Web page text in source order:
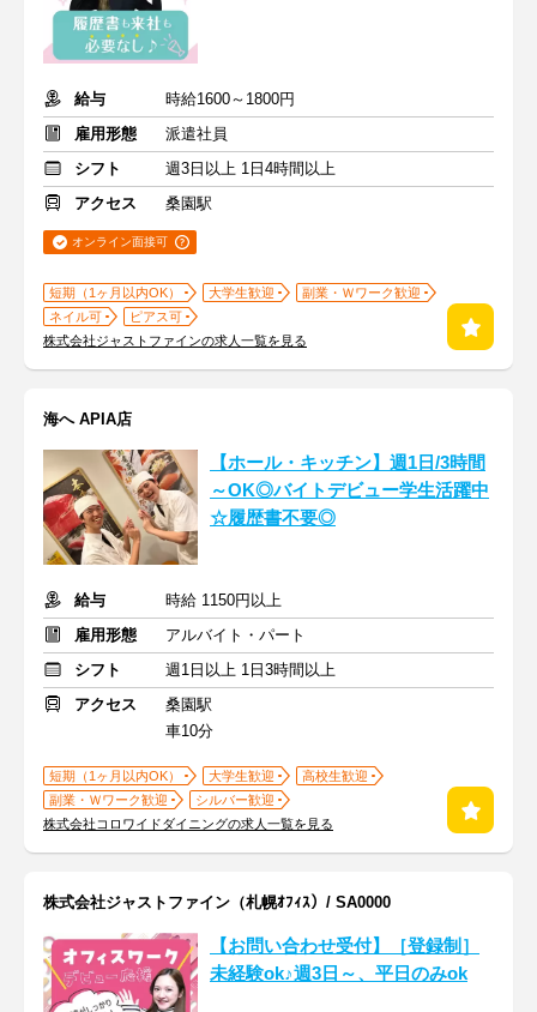
給与
時給1600～1800円
雇用形態
派遣社員
シフト
週3日以上 1日4時間以上
アクセス
桑園駅
オンライン面接可
短期（1ヶ月以内OK） 大学生歓迎
副業・Ｗワーク歓迎
ネイル可
ピアス可
株式会社ジャストファインの求人一覧を見る
海へ APIA店
【ホール・キッチン】週1日/3時間
～OK◎バイトデビュー学生活躍中
☆履歴書不要◎
給与
時給 1150円以上
雇用形態
アルバイト・パート
シフト
週1日以上 1日3時間以上
アクセス
桑園駅
車10分
短期（1ヶ月以内OK） 大学生歓迎
高校生歓迎
副業・Ｗワーク歓迎
シルバー歓迎
株式会社コロワイドダイニングの求人一覧を見る
株式会社ジャストファイン（札幌ｵﾌｨｽ）/ SA0000
【お問い合わせ受付】［登録制］
未経験ok♪週3日～、平日のみok